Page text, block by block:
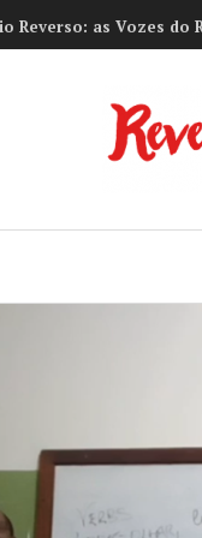
Reverso: as Vozes do